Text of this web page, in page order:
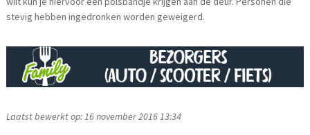
stevig hebben ingedronken worden geweigerd.
Laatst bewerkt op: 16 november 2016 13:34